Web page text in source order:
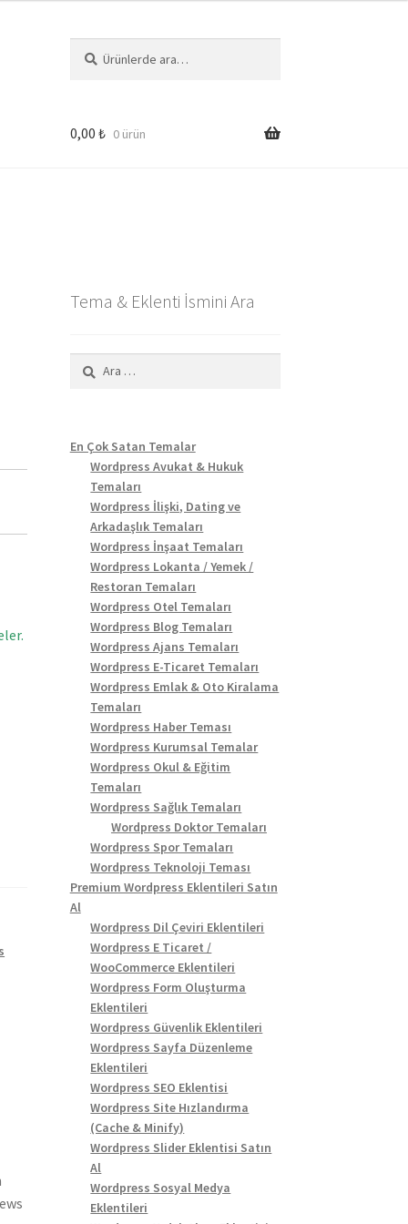
0,00 ₺ 0 ürün
Tema & Eklenti İsmini Ara
Arama:
En Çok Satan Temalar
Wordpress Avukat & Hukuk
Temaları
Wordpress İlişki, Dating ve
Arkadaşlık Temaları
Wordpress İnşaat Temaları
Wordpress Lokanta / Yemek /
Restoran Temaları
Wordpress Otel Temaları
Wordpress Blog Temaları
Wordpress Ajans Temaları
Wordpress E-Ticaret Temaları
Wordpress Emlak & Oto Kiralama
Temaları
Wordpress Haber Teması
Wordpress Kurumsal Temalar
Wordpress Okul & Eğitim
Temaları
Wordpress Sağlık Temaları
Wordpress Doktor Temaları
Wordpress Spor Temaları
Wordpress Teknoloji Teması
Premium Wordpress Eklentileri Satın
Al
Wordpress Dil Çeviri Eklentileri
Wordpress E Ticaret /
WooCommerce Eklentileri
Wordpress Form Oluşturma
Eklentileri
Wordpress Güvenlik Eklentileri
Wordpress Sayfa Düzenleme
Eklentileri
Wordpress SEO Eklentisi
Wordpress Site Hızlandırma
(Cache & Minify)
Wordpress Slider Eklentisi Satın
Al
Wordpress Sosyal Medya
Eklentileri